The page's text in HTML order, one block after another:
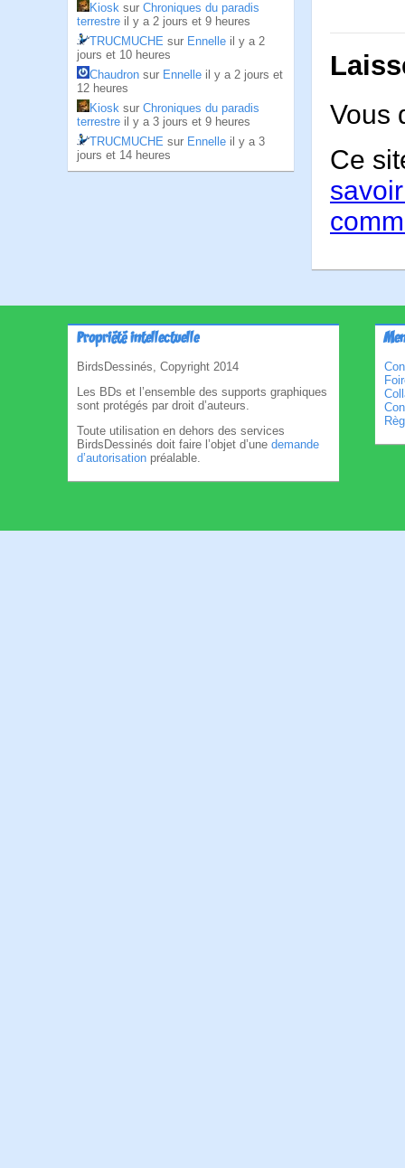
Kiosk sur Chroniques du paradis
terrestre il y a 2 jours et 9 heures
TRUCMUCHE sur Ennelle il y a 2
jours et 10 heures
Chaudron sur Ennelle il y a 2 jours et
12 heures
Kiosk sur Chroniques du paradis
terrestre il y a 3 jours et 9 heures
TRUCMUCHE sur Ennelle il y a 3
jours et 14 heures
Vous
Ce
Propriété intellectuelle
BirdsDessinés, Copyright 2014
Les BDs et l’ensemble des supports graphiques
sont protégés par droit d’auteurs.
Toute utilisation en dehors des services
BirdsDessinés doit faire l’objet d’une demande
d’autorisation préalable.